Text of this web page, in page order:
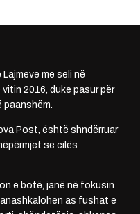
me seli në
2016, duke pasur për
paanshëm.
Post, është shndërruar
së cilës
e botë, janë në fokusin
as fushat e